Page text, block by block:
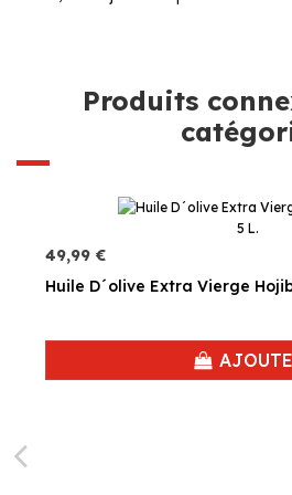
Produits
49,99 €
Huile D´olive Extra Vierge